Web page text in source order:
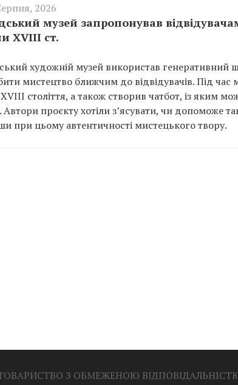
2026
музей запропонував
XVIII ст.
художній музей використав генеративний
мистецтво ближчим до відвідувачів. Під час
століття, а також створив чатбот, із яким
проєкту хотіли з’ясувати, чи допоможе
при цьому автентичності мистецького твору.
З ОБМЕЖЕНОЮ